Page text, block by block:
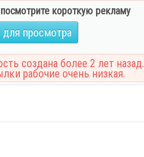
короткую рекламу
просмотра
создана более 2 лет назад.
рабочие очень низкая.